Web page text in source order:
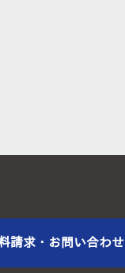
請求・お問い合わせ